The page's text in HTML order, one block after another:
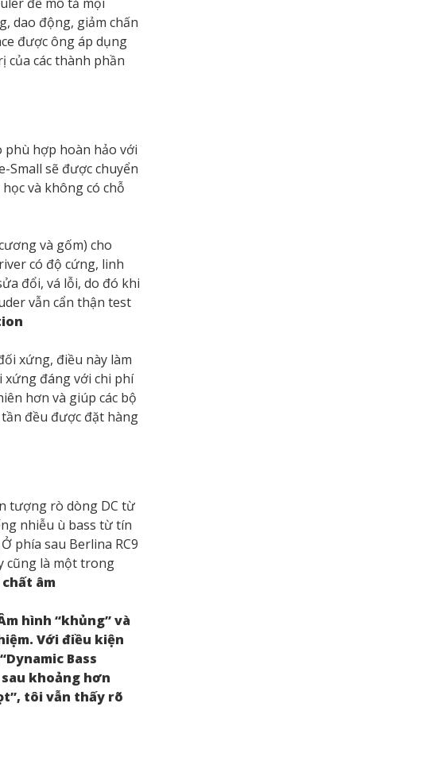
dao động, giảm chấn
được ông áp dụng
của các thành phần
phù hợp hoàn hảo với
Small sẽ được chuyển
và không có chỗ
và gốm) cho
có độ cứng, linh
đổi, vá lỗi, do đó khi
vẫn cẩn thận test
xứng, điều này làm
xứng đáng với chi phí
hơn và giúp các bộ
đều được đặt hàng
tượng rò dòng DC từ
nhiễu ù bass từ tín
phía sau Berlina RC9
cũng là một trong
âm
hình “khủng” và
Với điều kiện
Bass
khoảng hơn
tôi vẫn thấy rõ